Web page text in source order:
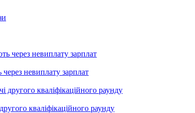
невиплату зарплат
кваліфікаційного раунду